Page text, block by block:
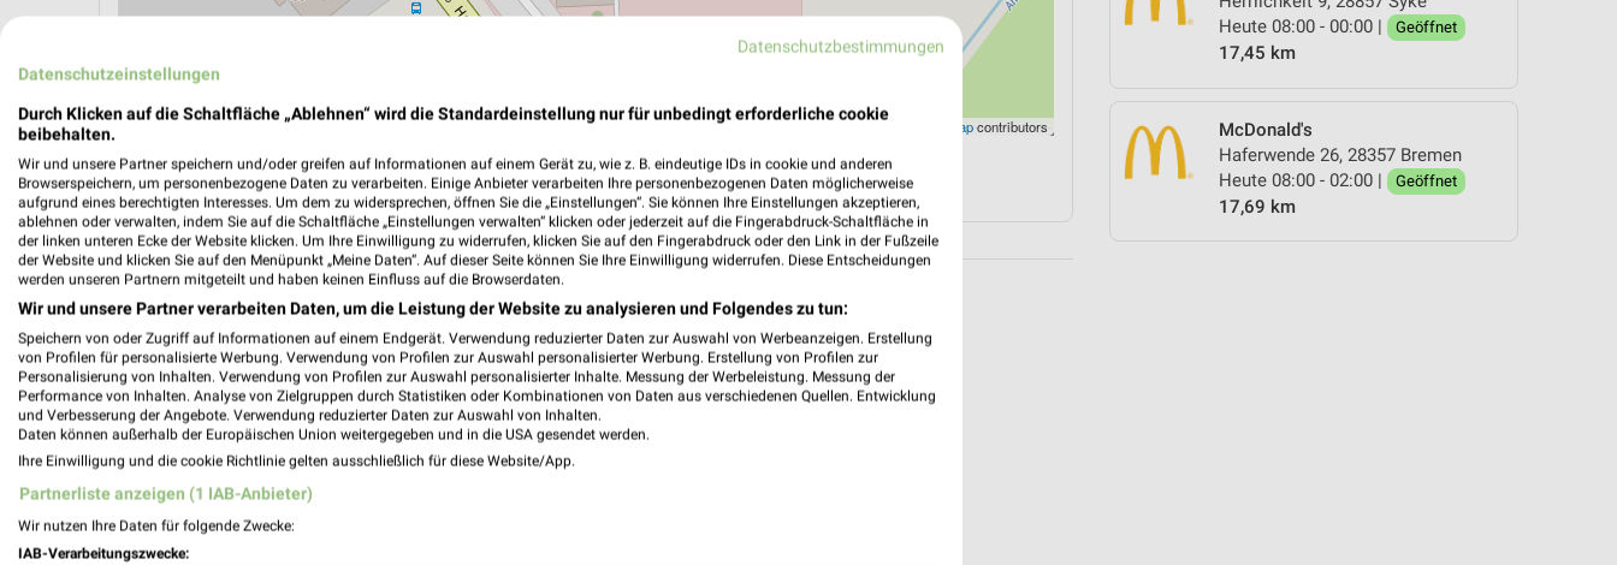
Heute 08:00 - 00:00 |
Geöffnet
17,45 km
McDonald's
Haferwende 26, 28357 Bremen
Heute 08:00 - 02:00 |
Geöffnet
17,69 km
Leaflet |©OpenStreetMapcontributors
ÖPNV ANZEIGEN LADESÄULEN ANZEIGEN NAVIGATION MIT GOOGLE/IOS MAPS
Datenschutzbestimmungen
Datenschutzeinstellungen
Durch Klicken auf die Schaltfläche „Ablehnen“ wird die Standardeinstellung nur für unbedingt erforderliche cookie
beibehalten.
Wir und unsere Partner speichern und/oder greifen auf Informationen auf einem Gerät zu, wie z. B. eindeutige IDs in cookie und anderen
Browserspeichern, um personenbezogene Daten zu verarbeiten. Einige Anbieter verarbeiten Ihre personenbezogenen Daten möglicherweise
aufgrund eines berechtigten Interesses. Um dem zu widersprechen, öffnen Sie die „Einstellungen“. Sie können Ihre Einstellungen akzeptieren,
ablehnen oder verwalten, indem Sie auf die Schaltfläche „Einstellungen verwalten“ klicken oder jederzeit auf die Fingerabdruck-Schaltfläche in
der linken unteren Ecke der Website klicken. Um Ihre Einwilligung zu widerrufen, klicken Sie auf den Fingerabdruck oder den Link in der Fußzeile
der Website und klicken Sie auf den Menüpunkt „Meine Daten“. Auf dieser Seite können Sie Ihre Einwilligung widerrufen. Diese Entscheidungen
werden unseren Partnern mitgeteilt und haben keinen Einfluss auf die Browserdaten.
Wir und unsere Partner verarbeiten Daten, um die Leistung der Website zu analysieren und Folgendes zu tun:
Speichern von oder Zugriff auf Informationen auf einem Endgerät. Verwendung reduzierter Daten zur Auswahl von Werbeanzeigen. Erstellung
von Profilen für personalisierte Werbung. Verwendung von Profilen zur Auswahl personalisierter Werbung. Erstellung von Profilen zur
Personalisierung von Inhalten. Verwendung von Profilen zur Auswahl personalisierter Inhalte. Messung der Werbeleistung. Messung der
Performance von Inhalten. Analyse von Zielgruppen durch Statistiken oder Kombinationen von Daten aus verschiedenen Quellen. Entwicklung
und Verbesserung der Angebote. Verwendung reduzierter Daten zur Auswahl von Inhalten.
Daten können außerhalb der Europäischen Union weitergegeben und in die USA gesendet werden.
Ihre Einwilligung und die cookie Richtlinie gelten ausschließlich für diese Website/App.
Partnerliste anzeigen (1 IAB-Anbieter)
Wir nutzen Ihre Daten für folgende Zwecke:
IAB-Verarbeitungszwecke: